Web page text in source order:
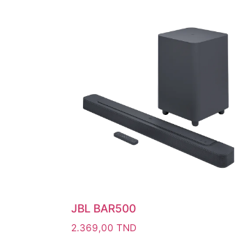
JBL BAR500
2.369,00 TND